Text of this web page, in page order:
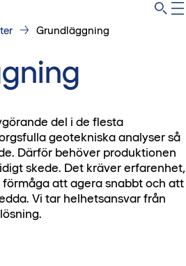
Grundläggning
del i de flesta
geotekniska analyser så
Därför behöver produktionen
skede. Det kräver erfarenhet,
att agera snabbt och att
Vi tar helhetsansvar från